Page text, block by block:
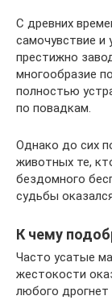
С древних
самочувствие и
престижно
многообразие
полностью
по повадкам.
Однако до сих
животных те,
бездомного
судьбы
К чему
Часто усатые
жестокости
любого дрогнет